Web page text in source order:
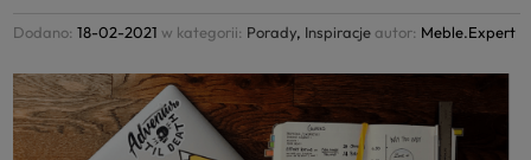
Dodano:18-02-2021 w kategorii: Porady, Inspiracje autor: Meble.Expert